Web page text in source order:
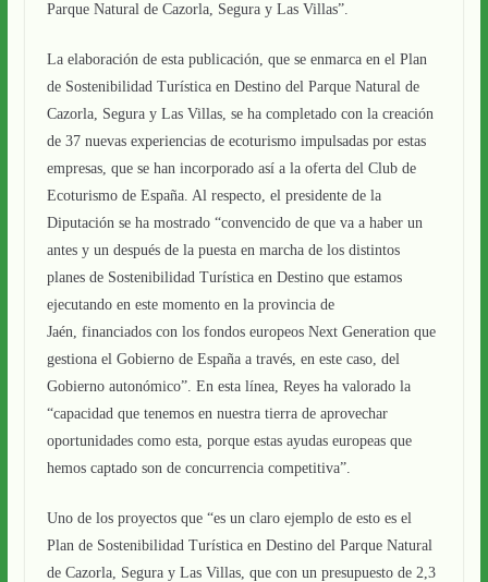
Parque Natural de Cazorla, Segura y Las Villas”.
La elaboración de esta publicación, que se enmarca en el Plan
de Sostenibilidad Turística en Destino del Parque Natural de
Cazorla, Segura y Las Villas, se ha completado con la creación
de 37 nuevas experiencias de ecoturismo impulsadas por estas
empresas, que se han incorporado así a la oferta del Club de
Ecoturismo de España. Al respecto, el presidente de la
Diputación se ha mostrado “convencido de que va a haber un
antes y un después de la puesta en marcha de los distintos
planes de Sostenibilidad Turística en Destino que estamos
ejecutando en este momento en la provincia de
Jaén, financiados con los fondos europeos Next Generation que
gestiona el Gobierno de España a través, en este caso, del
Gobierno autonómico”. En esta línea, Reyes ha valorado la
“capacidad que tenemos en nuestra tierra de aprovechar
oportunidades como esta, porque estas ayudas europeas que
hemos captado son de concurrencia competitiva”.
Uno de los proyectos que “es un claro ejemplo de esto es el
Plan de Sostenibilidad Turística en Destino del Parque Natural
de Cazorla, Segura y Las Villas, que con un presupuesto de 2,3